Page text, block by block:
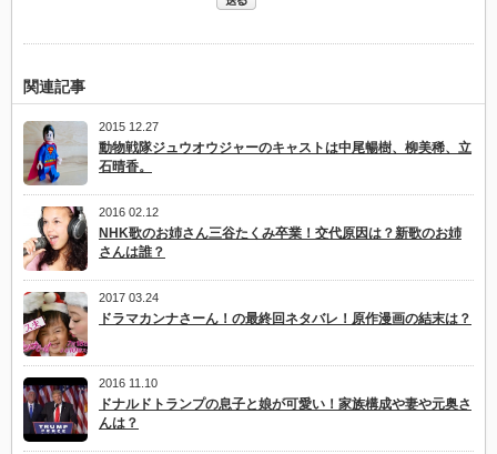
関連記事
2015 12.27
動物戦隊ジュウオウジャーのキャストは中尾暢樹、柳美稀、立
石晴香。
2016 02.12
NHK歌のお姉さん三谷たくみ卒業！交代原因は？新歌のお姉
さんは誰？
2017 03.24
ドラマカンナさーん！の最終回ネタバレ！原作漫画の結末は？
2016 11.10
ドナルドトランプの息子と娘が可愛い！家族構成や妻や元奥さ
んは？